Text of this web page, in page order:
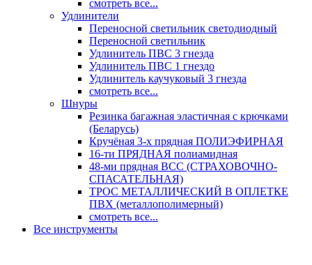
смотреть все...
Удлинители
Переносной светильник светодиодный
Переносной светильник
Удлинитель ПВС 3 гнезда
Удлинитель ПВС 1 гнездо
Удлинитель каучуковый 3 гнезда
смотреть все...
Шнуры
Резинка багажная эластичная с крючками
(Беларусь)
Кручёная 3-х прядная ПОЛИЭФИРНАЯ
16-ти ПРЯДНАЯ полиамидная
48-ми прядная ВСС (СТРАХОВОЧНО-
СПАСАТЕЛЬНАЯ)
ТРОС МЕТАЛЛИЧЕСКИЙ В ОПЛЕТКЕ
ПВХ (металлополимерный)
смотреть все...
Все инструменты